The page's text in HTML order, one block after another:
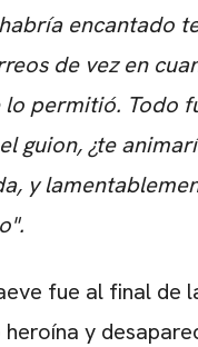
encantado
de vez en
lo permitió. Todo
guion, ¿te
y
fue al final
y